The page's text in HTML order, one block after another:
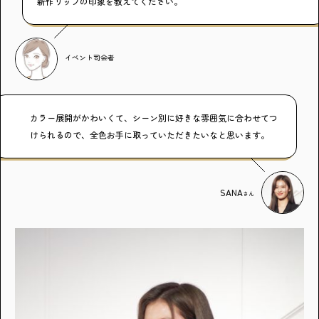
イベント司会者
カラー展開がかわいくて、シーン別に好きな雰囲気に合わせてつ
けられるので、全色お手に取っていただきたいなと思います。
SANAさん